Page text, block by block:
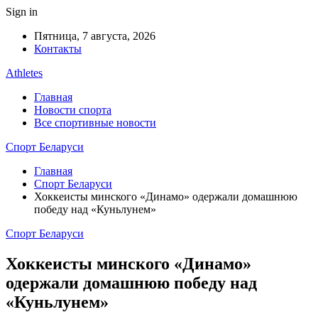
Sign in
Пятница, 7 августа, 2026
Контакты
Athletes
Главная
Новости спорта
Все спортивные новости
Спорт Беларуси
Главная
Спорт Беларуси
Хоккеисты минского «Динамо» одержали домашнюю
победу над «Куньлунем»
Спорт Беларуси
Хоккеисты минского «Динамо»
одержали домашнюю победу над
«Куньлунем»